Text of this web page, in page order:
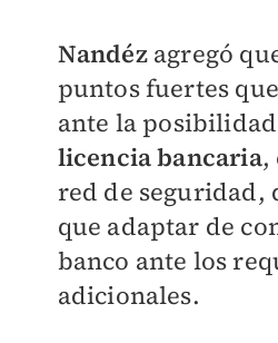
Nandéz agregó
puntos fuertes
ante la
licencia bancaria,
red de seguridad,
que adaptar de
banco ante los
adicionales.